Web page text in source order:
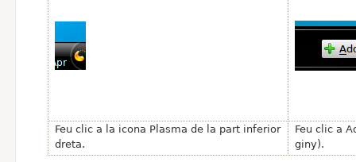
Feu clic a la icona Plasma de la part inferior
dreta.
Feu clic a
giny).